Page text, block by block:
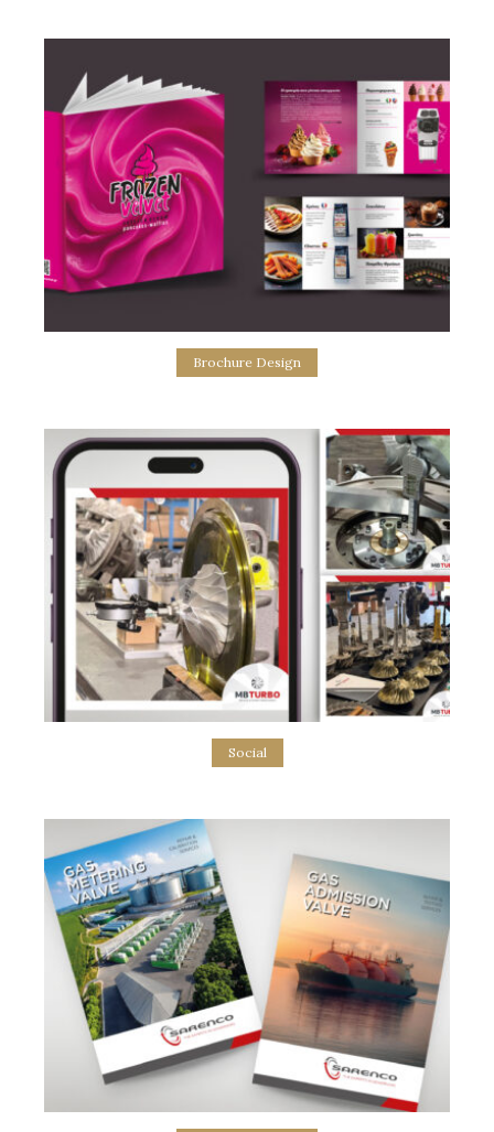
web site design
Frozen Velvet Brochure Design
σχεδιασμός εντύπου
Brochure Design
MB Turbo Social Content Creation
social media marketing
Social